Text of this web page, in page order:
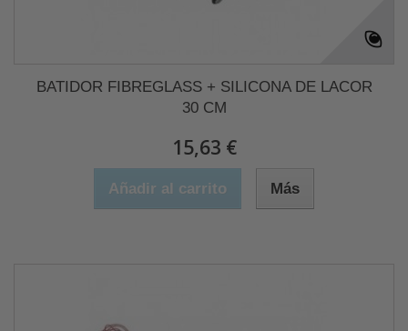
BATIDOR FIBREGLASS + SILICONA DE LACOR
30 CM
15,63 €
Añadir al carrito Más